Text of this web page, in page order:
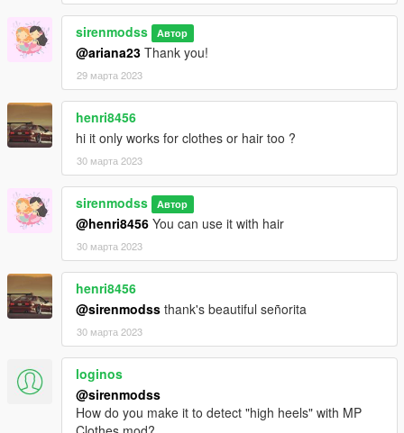
sirenmodss Автор
@ariana23 Thank you!
29 марта 2023
henri8456
hi it only works for clothes or hair too ?
30 марта 2023
sirenmodss Автор
@henri8456 You can use it with hair
30 марта 2023
henri8456
@sirenmodss thank's beautiful señorita
30 марта 2023
loginos
@sirenmodss
How do you make it to detect "high heels" with MP